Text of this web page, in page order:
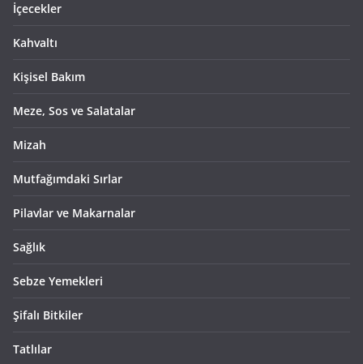
İçecekler
Kahvaltı
Kişisel Bakım
Meze, Sos ve Salatalar
Mizah
Mutfağımdaki Sırlar
Pilavlar ve Makarnalar
Sağlık
Sebze Yemekleri
Şifalı Bitkiler
Tatlılar